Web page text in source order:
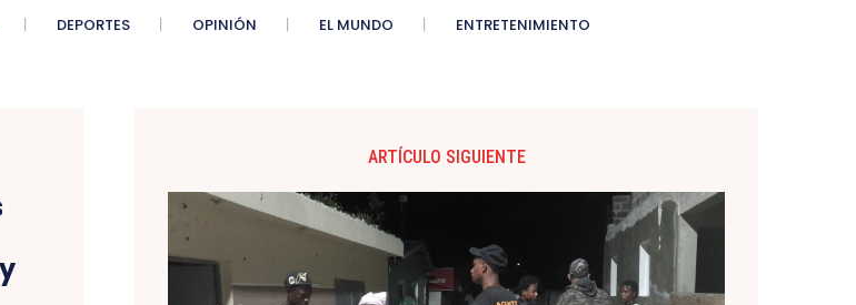
DEPORTES OPINIÓN EL MUNDO ENTRETENIMIENTO
ARTÍCULO SIGUIENTE